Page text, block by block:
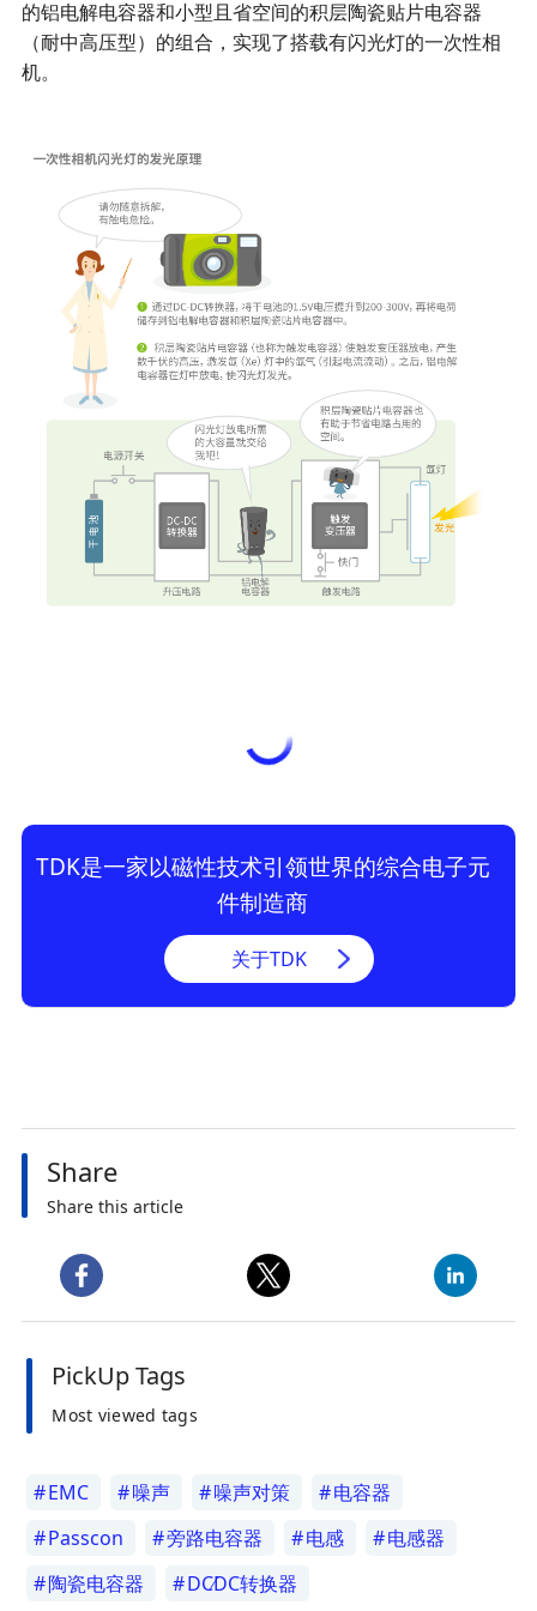
的铝电解电容器和小型且省空间的积层陶瓷贴片电容器
（耐中高压型）的组合，实现了搭载有闪光灯的一次性相
机。
TDK是一家以磁性技术引领世界的综合电子元
件制造商
关于TDK
Share
Share this article
PickUp Tags
Most viewed tags
EMC 噪声 噪声对策
电容器
Passcon
旁路电容器 电感
电感器
陶瓷电容器
DC∕DC转换器